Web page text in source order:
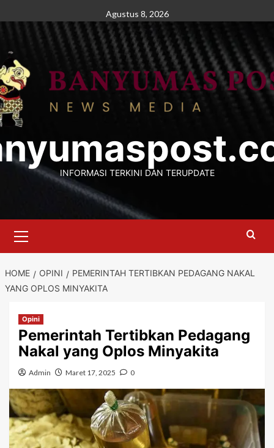
to
Agustus 8, 2026
INFORMASI TERKINI DAN TERUPDATE
Menu
HOME OPINI
PEMERINTAH TERTIBKAN PEDAGANG NAKAL
YANG OPLOS MINYAKITA
Opini
Pemerintah Tertibkan Pedagang
Nakal yang Oplos Minyakita
Admin Maret 17, 2025 0